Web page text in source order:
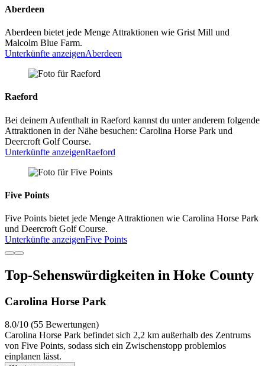
Aberdeen
Aberdeen bietet jede Menge Attraktionen wie Grist Mill und
Malcolm Blue Farm.
Unterkünfte anzeigenAberdeen
Raeford
Bei deinem Aufenthalt in Raeford kannst du unter anderem folgende
Attraktionen in der Nähe besuchen: Carolina Horse Park und
Deercroft Golf Course.
Unterkünfte anzeigenRaeford
Five Points
Five Points bietet jede Menge Attraktionen wie Carolina Horse Park
und Deercroft Golf Course.
Unterkünfte anzeigenFive Points
Top-Sehenswürdigkeiten in Hoke County
Carolina Horse Park
8.0/10 (55 Bewertungen)
Carolina Horse Park befindet sich 2,2 km außerhalb des Zentrums
von Five Points, sodass sich ein Zwischenstopp problemlos
einplanen lässt.